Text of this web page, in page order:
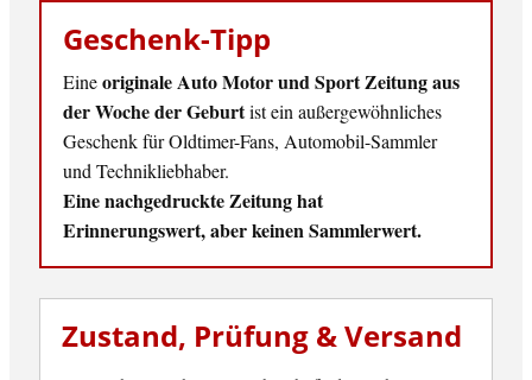
Geschenk-Tipp
Eineoriginale Auto Motor und Sport Zeitung aus
der Woche der Geburtist ein außergewöhnliches
Geschenk für Oldtimer-Fans, Automobil-Sammler
und Technikliebhaber.
Eine nachgedruckte Zeitung hat
Erinnerungswert, aber keinen Sammlerwert.
Zustand, Prüfung & Versand